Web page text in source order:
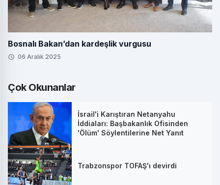
Bosnalı Bakan’dan kardeşlik vurgusu
06 Aralık 2025
Çok Okunanlar
İsrail'i Karıştıran Netanyahu
İddiaları: Başbakanlık Ofisinden
'Ölüm' Söylentilerine Net Yanıt
Trabzonspor TOFAŞ'ı devirdi